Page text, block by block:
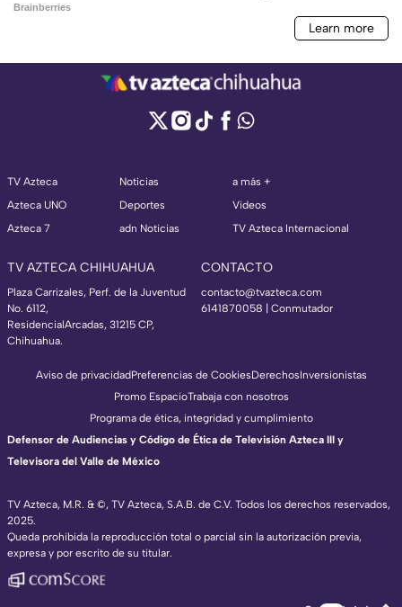
TV Azteca
Azteca UNO
Azteca 7
Noticias
Deportes
adn Noticias
a más +
Videos
TV Azteca Internacional
TV AZTECA CHIHUAHUA
Plaza Carrizales, Perf. de la Juventud
No. 6112,
ResidencialArcadas, 31215 CP,
Chihuahua.
CONTACTO
contacto@tvazteca.com
6141870058 | Conmutador
TV Azteca, M.R. & ©, TV Azteca, S.A.B. de C.V. Todos los derechos reservados,
2025.
Queda prohibida la reproducción total o parcial sin la autorización previa,
expresa y por escrito de su titular.
Aviso de privacidadPreferencias de CookiesDerechosInversionistas
Promo EspacioTrabaja con nosotros
Programa de ética, integridad y cumplimiento
Defensor de Audiencias y Código de Ética de Televisión Azteca III y
Televisora del Valle de México